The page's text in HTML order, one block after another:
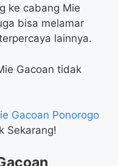
ke cabang Mie
bisa melamar
lainnya.
Gacoan tidak
Gacoan Ponorogo
Sekarang!